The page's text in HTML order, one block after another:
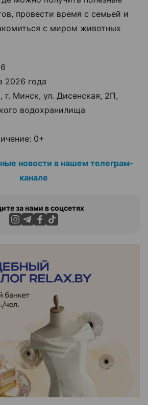
провести время с семьей и
с миром животных
2026 года
г. Минск, ул. Дисенская, 2П,
водохранилища
0+
новости в нашем телеграм-
канале
за нами в соцсетях
РЕКЛАМА НА САЙТЕ